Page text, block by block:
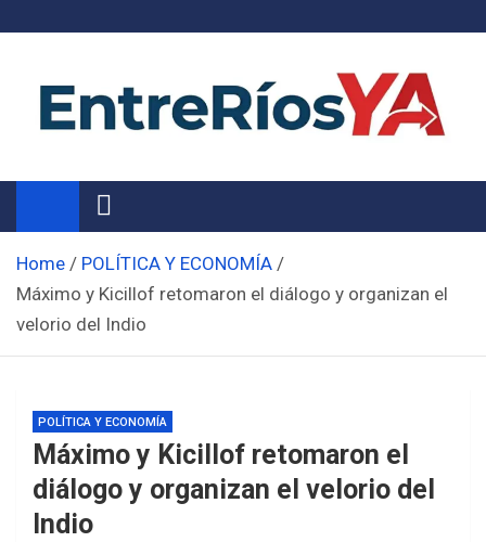
Noticias de Entre Ríos
Información de toda la provincia ahora
Home
POLÍTICA Y ECONOMÍA
Máximo y Kicillof retomaron el diálogo y organizan el
velorio del Indio
POLÍTICA Y ECONOMÍA
Máximo y Kicillof retomaron el
diálogo y organizan el velorio del
Indio